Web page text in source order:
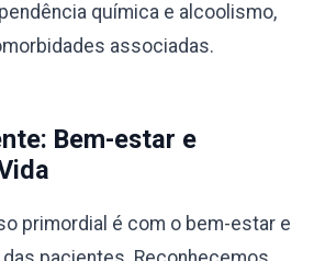
química e alcoolismo,
associadas.
Bem-estar e
primordial é com o bem-estar e